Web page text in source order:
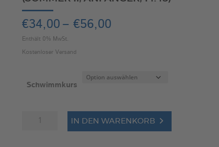
€34,00 – €56,00Preisspanne:
Enthält 0% MwSt.
Kostenloser Versand
Schwimmkurs
IN DEN WARENKORB
l